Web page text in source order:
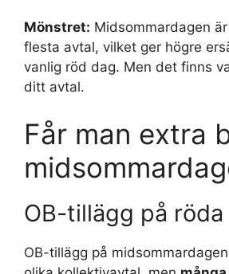
Mönstret: Midsommardagen
flesta avtal, vilket ger högre
vanlig röd dag. Men det finns
ditt avtal.
Får man extra
OB-tillägg på
OB-tillägg på